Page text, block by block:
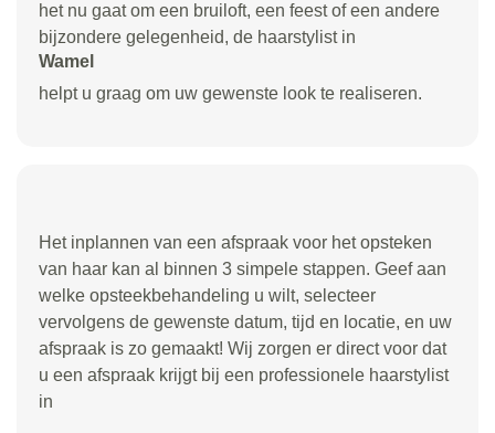
het nu gaat om een bruiloft, een feest of een andere
bijzondere gelegenheid, de haarstylist in
Wamel
helpt u graag om uw gewenste look te realiseren.
Het inplannen van een afspraak voor het opsteken
van haar kan al binnen 3 simpele stappen. Geef aan
welke opsteekbehandeling u wilt, selecteer
vervolgens de gewenste datum, tijd en locatie, en uw
afspraak is zo gemaakt! Wij zorgen er direct voor dat
u een afspraak krijgt bij een professionele haarstylist
in